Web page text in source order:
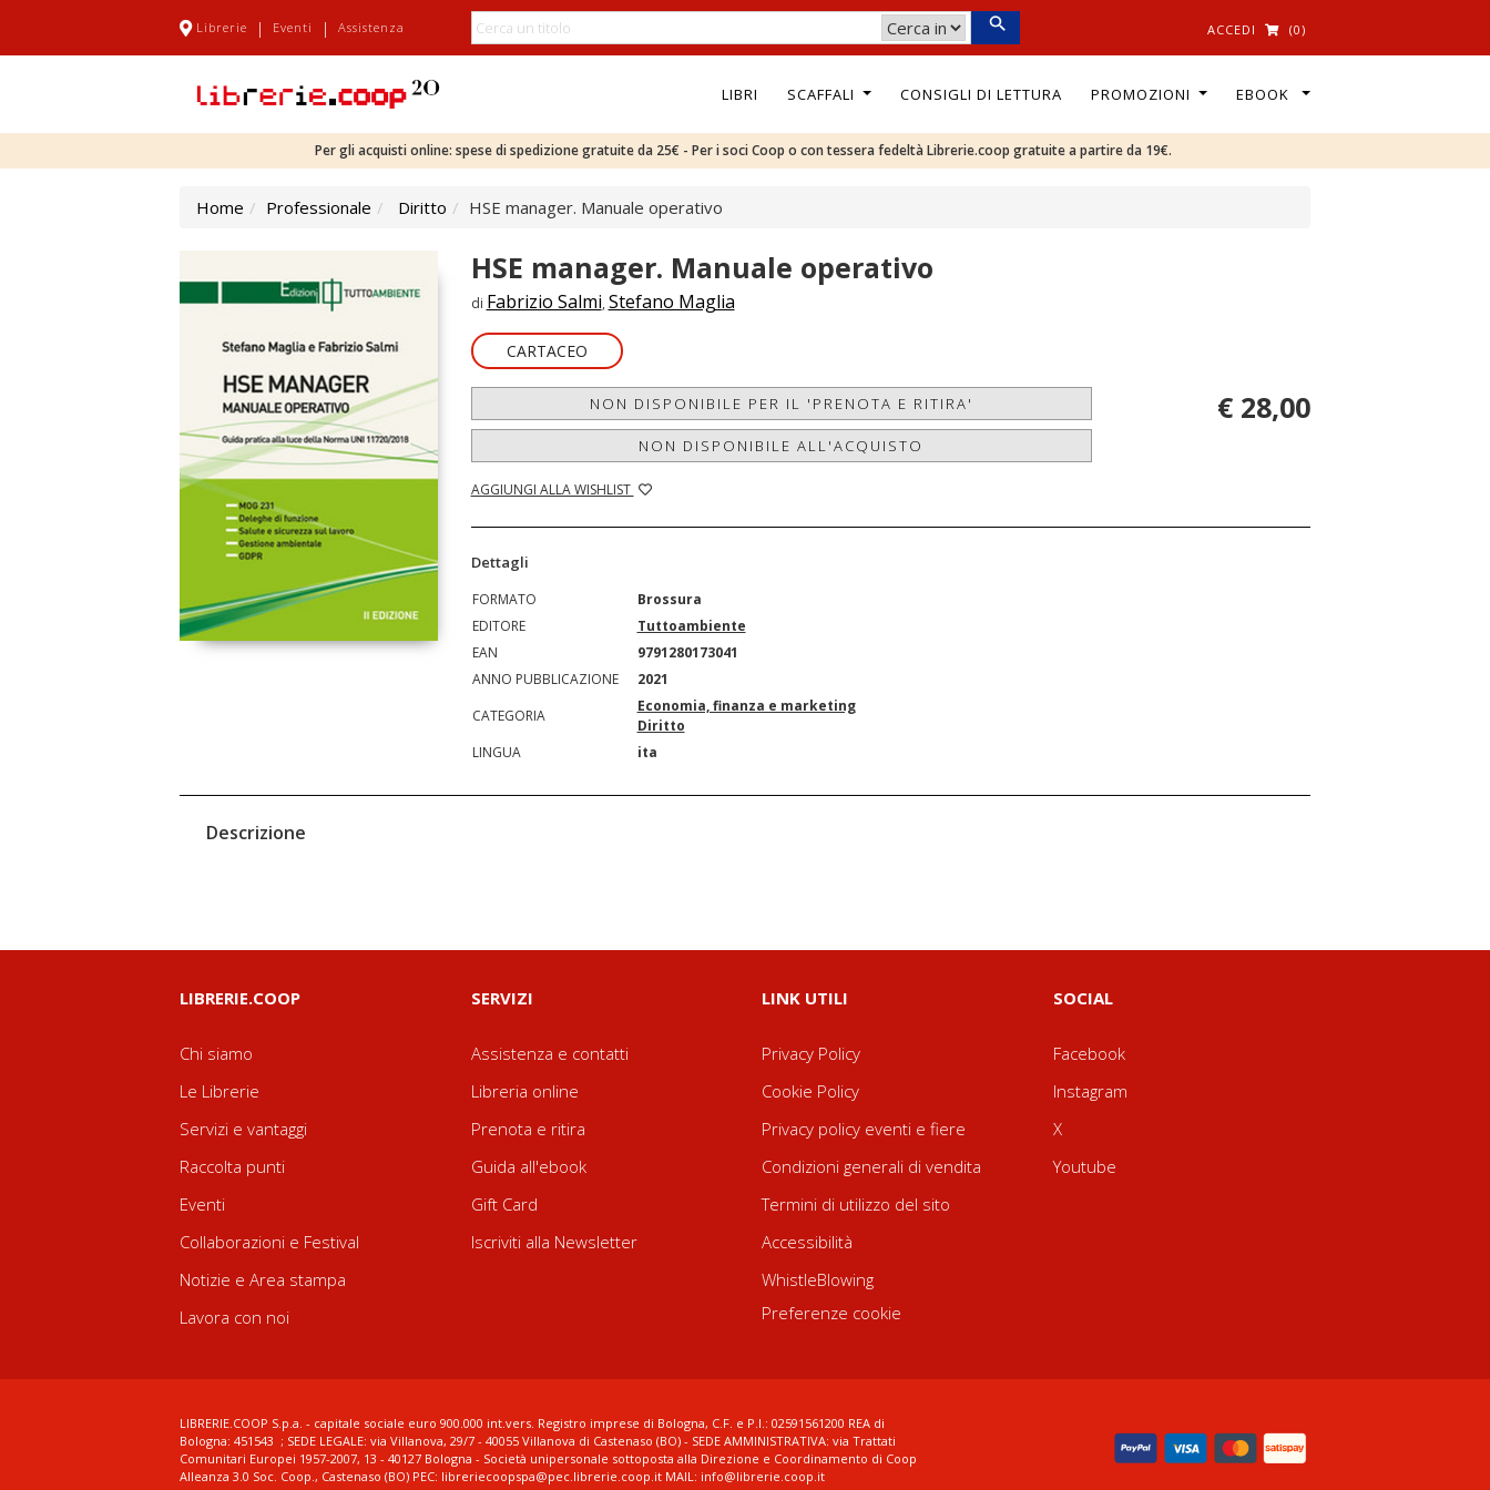
Librerie | Eventi | Assistenza ACCEDI (0)
LIBRI SCAFFALI CONSIGLI DI LETTURA PROMOZIONI EBOOK
Per gli acquisti online: spese di spedizione gratuite da 25€ - Per i soci Coop o con tessera fedeltà Librerie.coop gratuite a partire da 19€.
Home Professionale Diritto HSE manager. Manuale operativo
HSE manager. Manuale operativo
di Fabrizio Salmi, Stefano Maglia
CARTACEO
NON DISPONIBILE PER IL 'PRENOTA E RITIRA'
NON DISPONIBILE ALL'ACQUISTO
AGGIUNGI ALLA WISHLIST
€ 28,00
Dettagli
FORMATO
Brossura
EDITORE
Tuttoambiente
EAN
9791280173041
ANNO PUBBLICAZIONE
2021
CATEGORIA
Economia, finanza e marketing
Diritto
LINGUA
ita
Descrizione
LIBRERIE.COOP
Chi siamo
Le Librerie
Servizi e vantaggi
Raccolta punti
Eventi
Collaborazioni e Festival
Notizie e Area stampa
Lavora con noi
SERVIZI
Assistenza e contatti
Libreria online
Prenota e ritira
Guida all'ebook
Gift Card
Iscriviti alla Newsletter
LINK UTILI
Privacy Policy
Cookie Policy
Privacy policy eventi e fiere
Condizioni generali di vendita
Termini di utilizzo del sito
Accessibilità
WhistleBlowing
Preferenze cookie
SOCIAL
Facebook
Instagram
X
Youtube
LIBRERIE.COOP S.p.a. - capitale sociale euro 900.000 int.vers. Registro imprese di Bologna, C.F. e P.I.: 02591561200 REA di
Bologna: 451543 ; SEDE LEGALE: via Villanova, 29/7 - 40055 Villanova di Castenaso (BO) - SEDE AMMINISTRATIVA: via Trattati
Comunitari Europei 1957-2007, 13 - 40127 Bologna - Società unipersonale sottoposta alla Direzione e Coordinamento di Coop
Alleanza 3.0 Soc. Coop., Castenaso (BO) PEC: libreriecoopspa@pec.librerie.coop.it MAIL: info@librerie.coop.it